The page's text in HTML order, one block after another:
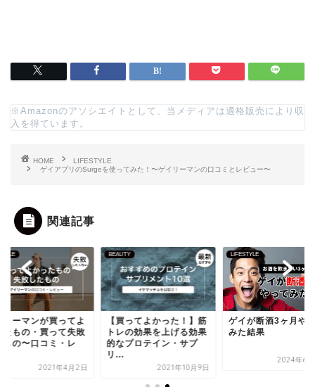
※Amazonのアソシエイトとして、当メディアは適格販売により収
入を得ています。
HOME
LIFESTYLE
ゲイアプリのSurgeを使ってみた！〜ゲイリーマンの口コミとレビュー〜
関連記事
リーマンが買ってよ
たもの・買って失敗
もの〜口コミ・レ
2021年4月2日
BEAUTY
【買ってよかった！】筋
トレの効果を上げる効果
的なプロテイン・サプ
リ...
2021年10月9日
LIFESTYLE
ゲイが断酒3ヶ月や
みた結果
2024年6